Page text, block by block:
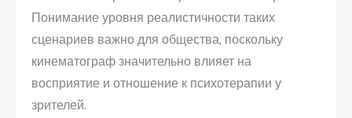
Понимание уровня реалистичности таких
сценариев важно для общества, поскольку
кинематограф значительно влияет на
восприятие и отношение к психотерапии у
зрителей.